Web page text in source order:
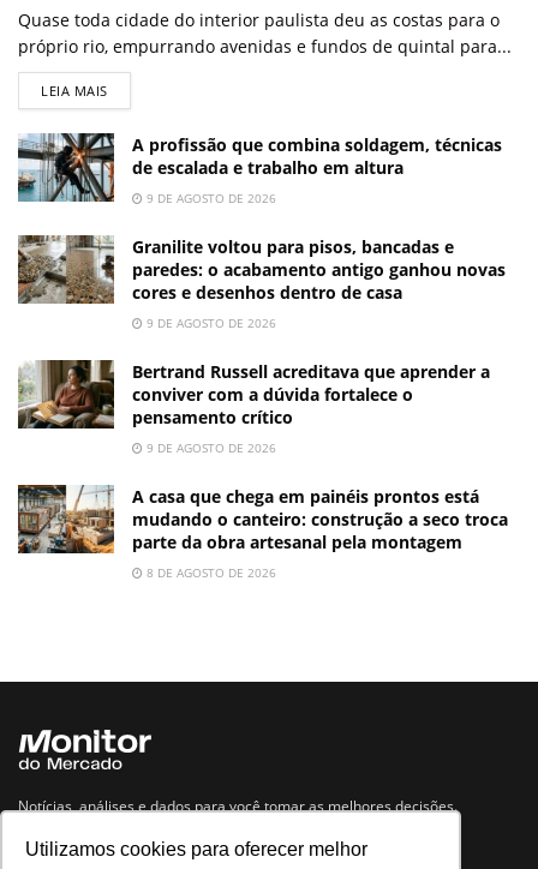
Utilizamos cookies para oferecer melhor
Quase toda cidade do interior paulista deu as costas para o
próprio rio, empurrando avenidas e fundos de quintal para...
LEIA MAIS
A profissão que combina soldagem, técnicas
de escalada e trabalho em altura
9 DE AGOSTO DE 2026
Granilite voltou para pisos, bancadas e
paredes: o acabamento antigo ganhou novas
cores e desenhos dentro de casa
9 DE AGOSTO DE 2026
Bertrand Russell acreditava que aprender a
conviver com a dúvida fortalece o
pensamento crítico
9 DE AGOSTO DE 2026
A casa que chega em painéis prontos está
mudando o canteiro: construção a seco troca
parte da obra artesanal pela montagem
8 DE AGOSTO DE 2026
Notícias, análises e dados para você tomar as melhores decisões.
Navegue no site